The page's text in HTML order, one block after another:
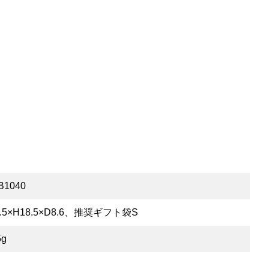
、推奨ギフト袋S